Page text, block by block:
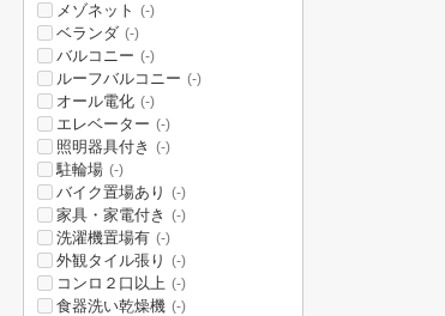
メゾネット (-)
ベランダ (-)
バルコニー (-)
ルーフバルコニー (-)
オール電化 (-)
エレベーター (-)
照明器具付き (-)
駐輪場 (-)
バイク置場あり (-)
家具・家電付き (-)
洗濯機置場有 (-)
外観タイル張り (-)
コンロ２口以上 (-)
食器洗い乾燥機 (-)